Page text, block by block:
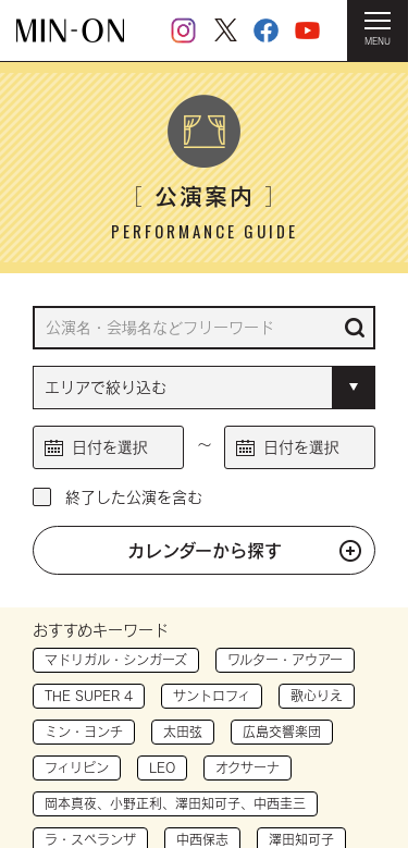
MENU
HOME ＞ 公演案内
［公演案内］
PERFORMANCE GUIDE
～
カレンダーから探す
終了した公演を含む
おすすめキーワード
マドリガル・シンガーズ ワルター・アウアー
THE SUPER 4 サントロフィ 歌心りえ
ミン・ヨンチ 太田弦 広島交響楽団
フィリピン LEO オクサーナ
岡本真夜、小野正利、澤田知可子、中西圭三
ラ・スペランザ 中西保志 澤田知可子